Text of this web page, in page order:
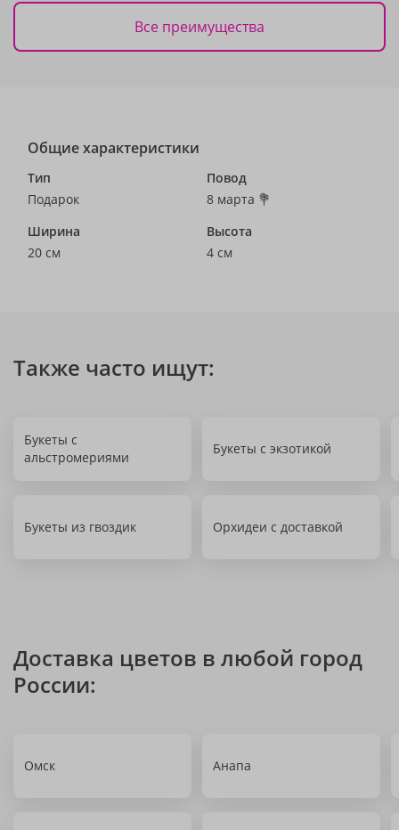
Все преимущества
Общие характеристики
Тип
Подарок
Повод
8 марта 💐
Ширина
20 см
Высота
4 см
Также часто ищут:
Букеты с
альстромериями
Букеты с экзотикой
Букеты из гвоздик Орхидеи с доставкой
Доставка цветов в любой город
России:
Омск Анапа